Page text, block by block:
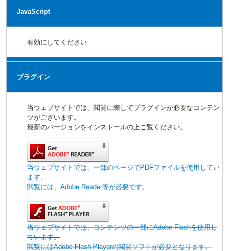
JavaScript
有効にしてください
プラグイン
当ウェブサイトでは、閲覧に際してプラグインが必要なコンテン
ツがございます。
最新のバージョンをインストールの上ご覧ください。
当ウェブサイトでは、一部のページでPDFファイルを使用してい
ます。
閲覧には、Adobe Reader等が必要です。
当ウェブサイトでは、コンテンツの一部にAdobe Flashを使用し
ています。
閲覧にはAdobe Flash Playerの閲覧ソフトが必要となります。